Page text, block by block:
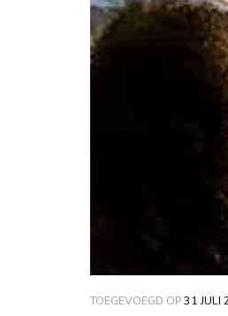
TOEGEVOEGD OP31 JULI